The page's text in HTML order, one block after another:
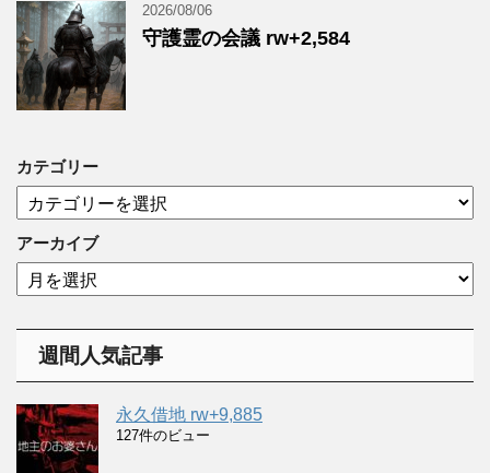
2026/08/06
守護霊の会議 rw+2,584
カテゴリー
テ
ゴ
リ
ー
アーカイブ
ア
ー
週間人気記事
永久借地 rw+9,885
127件のビュー